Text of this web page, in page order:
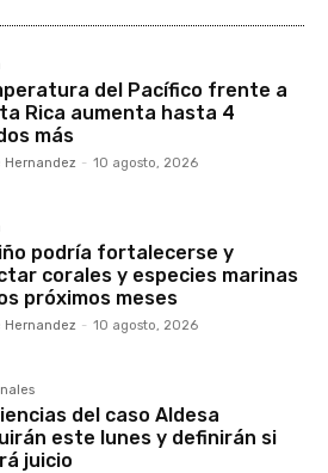
del Pacífico frente a
Rica aumenta hasta 4
más
Hernandez - 10 agosto, 2026
podría fortalecerse y
corales y especies marinas
próximos meses
Hernandez - 10 agosto, 2026
del caso Aldesa
este lunes y definirán si
juicio